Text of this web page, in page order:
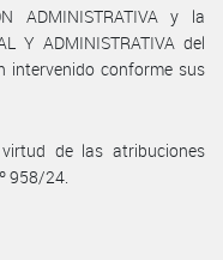
ADMINISTRATIVA y la
Y ADMINISTRATIVA del
intervenido conforme sus
de las atribuciones
958/24.